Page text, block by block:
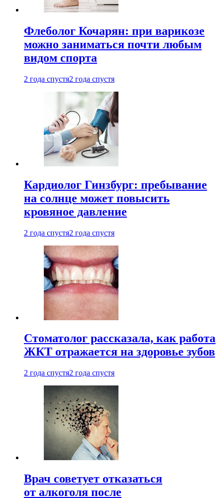
Флеболог Кочарян: при варикозе
можно заниматься почти любым
видом спорта
2 года спустя2 года спустя
Кардиолог Гинзбург: пребывание
на солнце может повысить
кровяное давление
2 года спустя2 года спустя
Стоматолог рассказала, как работа
ЖКТ отражается на здоровье зубов
2 года спустя2 года спустя
Врач советует отказаться
от алкоголя после